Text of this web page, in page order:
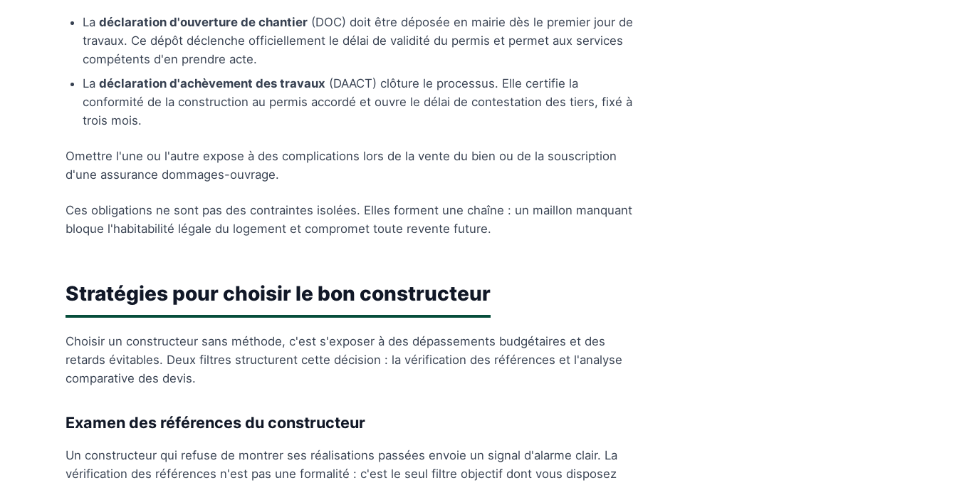
La déclaration d'ouverture de chantier (DOC) doit être déposée en mairie dès le premier jour de
travaux. Ce dépôt déclenche officiellement le délai de validité du permis et permet aux services
compétents d'en prendre acte.
La déclaration d'achèvement des travaux (DAACT) clôture le processus. Elle certifie la
conformité de la construction au permis accordé et ouvre le délai de contestation des tiers, fixé à
trois mois.
Omettre l'une ou l'autre expose à des complications lors de la vente du bien ou de la souscription
d'une assurance dommages-ouvrage.
Ces obligations ne sont pas des contraintes isolées. Elles forment une chaîne : un maillon manquant
bloque l'habitabilité légale du logement et compromet toute revente future.
Stratégies pour choisir le bon constructeur
Choisir un constructeur sans méthode, c'est s'exposer à des dépassements budgétaires et des
retards évitables. Deux filtres structurent cette décision : la vérification des références et l'analyse
comparative des devis.
Examen des références du constructeur
Un constructeur qui refuse de montrer ses réalisations passées envoie un signal d'alarme clair. La
vérification des références n'est pas une formalité : c'est le seul filtre objectif dont vous disposez